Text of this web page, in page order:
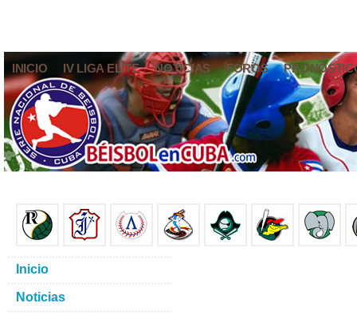
INICIO IV LIGA ELITE NOTICIAS FOROS
Inicio
Noticias